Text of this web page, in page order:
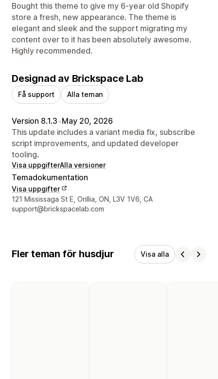
Bought this theme to give my 6-year old Shopify
store a fresh, new appearance. The theme is
elegant and sleek and the support migrating my
content over to it has been absolutely awesome.
Highly recommended.
Designad av Brickspace Lab
Få support Alla teman
Version 8.1.3•May 20, 2026
This update includes a variant media fix, subscribe
script improvements, and updated developer
tooling.
Visa uppgifterAlla versioner
Temadokumentation
Visa uppgifter
Designerns kontaktuppgifter
121 Mississaga St E, Orillia, ON, L3V 1V6, CA
support@brickspacelab.com
Fler teman för husdjur Visa alla